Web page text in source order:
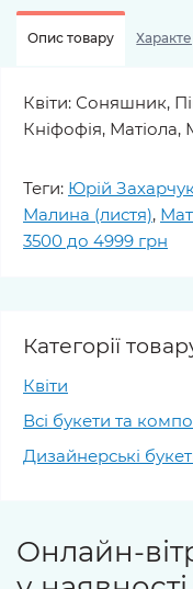
Опис товару
Квіти: Соняшник,
Кніфофія, Матіола,
Теги: Юрій
Малина (листя),
3500 до 4999 грн
Категорії
Квіти
Всі букети та
Дизайнерські
Онлайн-